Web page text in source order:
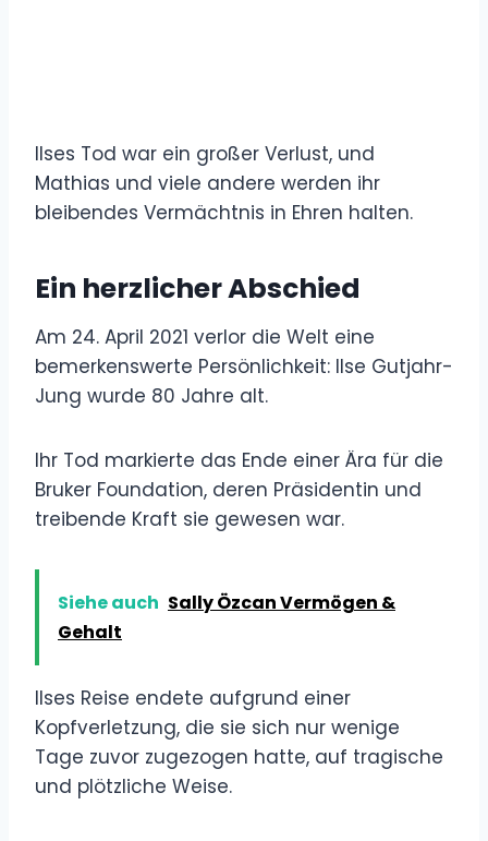
Ilses Tod war ein großer Verlust, und
Mathias und viele andere werden ihr
bleibendes Vermächtnis in Ehren halten.
Ein herzlicher Abschied
Am 24. April 2021 verlor die Welt eine
bemerkenswerte Persönlichkeit: Ilse Gutjahr-
Jung wurde 80 Jahre alt.
Ihr Tod markierte das Ende einer Ära für die
Bruker Foundation, deren Präsidentin und
treibende Kraft sie gewesen war.
Siehe auch Sally Özcan Vermögen &
Gehalt
Ilses Reise endete aufgrund einer
Kopfverletzung, die sie sich nur wenige
Tage zuvor zugezogen hatte, auf tragische
und plötzliche Weise.